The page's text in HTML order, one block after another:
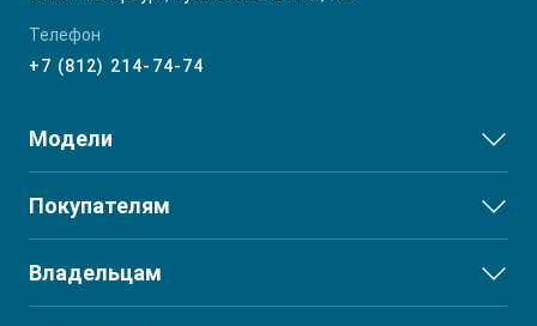
Телефон
+7 (812) 214-74-74
Модели
JS3
JS6
J7
Покупателям
Выбор и покупка
Финансы и услуги
Владельцам